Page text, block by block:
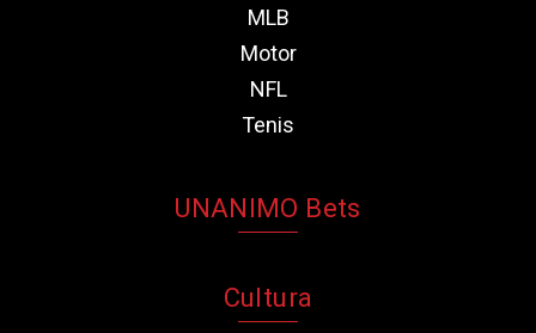
MLB
Motor
NFL
Tenis
UNANIMO Bets
Cultura